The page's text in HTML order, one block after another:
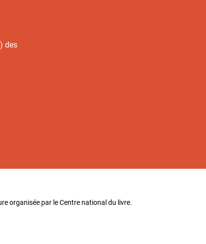
des
organisée par le Centre national du livre.